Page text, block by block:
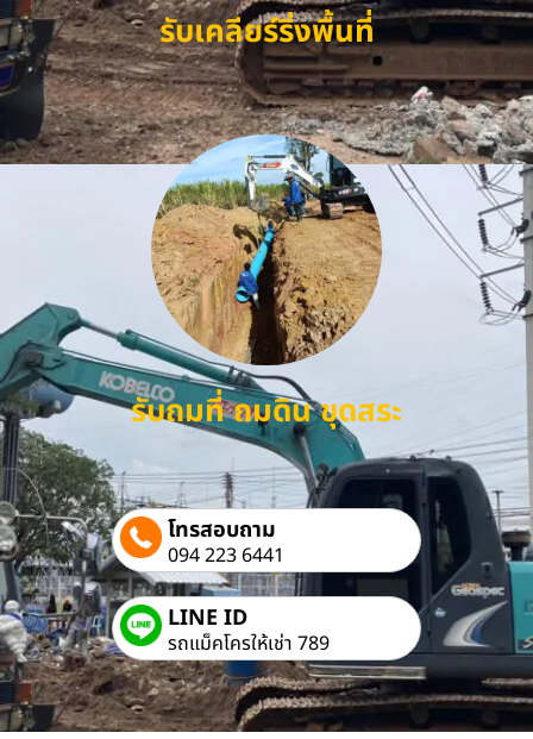
รับเคลียร์ริ่งพื้นที่
รับถมที่ ถมดิน ขุดสระ
โทรสอบถาม
094 223 6441
LINE ID
รถแม็คโครให้เช่า 789